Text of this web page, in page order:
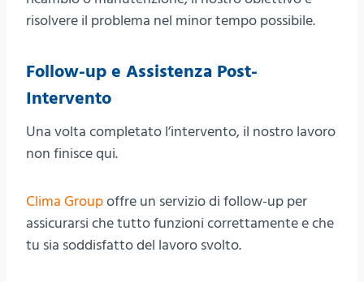
risolvere il problema nel minor tempo possibile.
Follow-up e Assistenza Post-
Intervento
Una volta completato l’intervento, il nostro lavoro
non finisce qui.
Clima Groupoffre un servizio di follow-up per
assicurarsi che tutto funzioni correttamente e che
tu sia soddisfatto del lavoro svolto.